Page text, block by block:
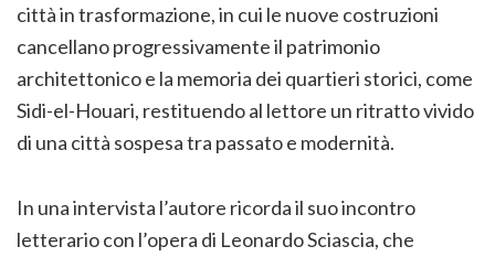
città in trasformazione, in cui le nuove costruzioni
cancellano progressivamente il patrimonio
architettonico e la memoria dei quartieri storici, come
Sidi-el-Houari, restituendo al lettore un ritratto vivido
di una città sospesa tra passato e modernità.
In una intervista l’autore ricorda il suo incontro
letterario con l’opera di Leonardo Sciascia, che